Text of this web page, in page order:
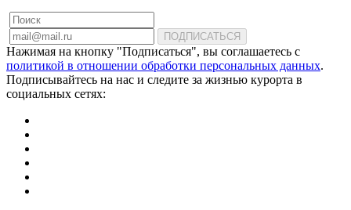
ПОДПИСАТЬСЯ
Нажимая на кнопку "Подписаться", вы соглашаетесь с
политикой в отношении обработки персональных данных.
Подписывайтесь на нас и следите за жизнью курорта в
социальных сетях: